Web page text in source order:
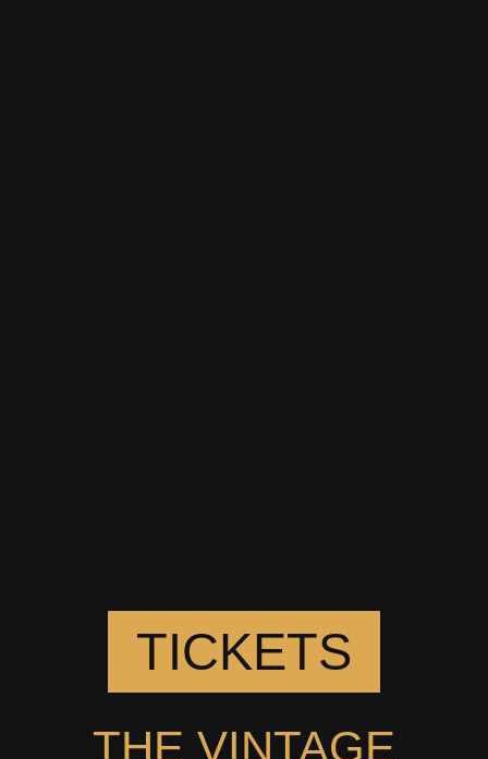
THE VINTAGE
TICKETS